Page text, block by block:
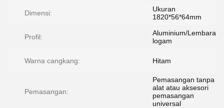
Dimensi:
Ukuran
1820*56*64mm
Profil:
Aluminium/Lembaran
logam
Warna cangkang: Hitam
Pemasangan:
Pemasangan tanpa
alat atau aksesori
pemasangan
universal